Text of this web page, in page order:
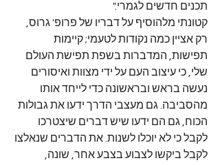
תכנים חדשים לגמרי."
קטונתי מלהוסיף על דבריו של פרופ' גרוס,
רק אציין כמה נקודות לטעמי; קיימות
תפישות, המדברות בשפת תפישת העולם
שלי, כי עיצוב העם על ידי מצוות ואיסורים
נעשה בראש ובראשונה כדי לייחד אותו
מהסביבה. גם מעצבי הדרך ידעו את גבולות
הכוח, גם הם ידעו שיש דברים שיצטרכו
לקבל כי לא יוכלו לשנות. את הדברים שנאלצו
לקבל ביקשו לצבוע בצבע אחר, שונה,